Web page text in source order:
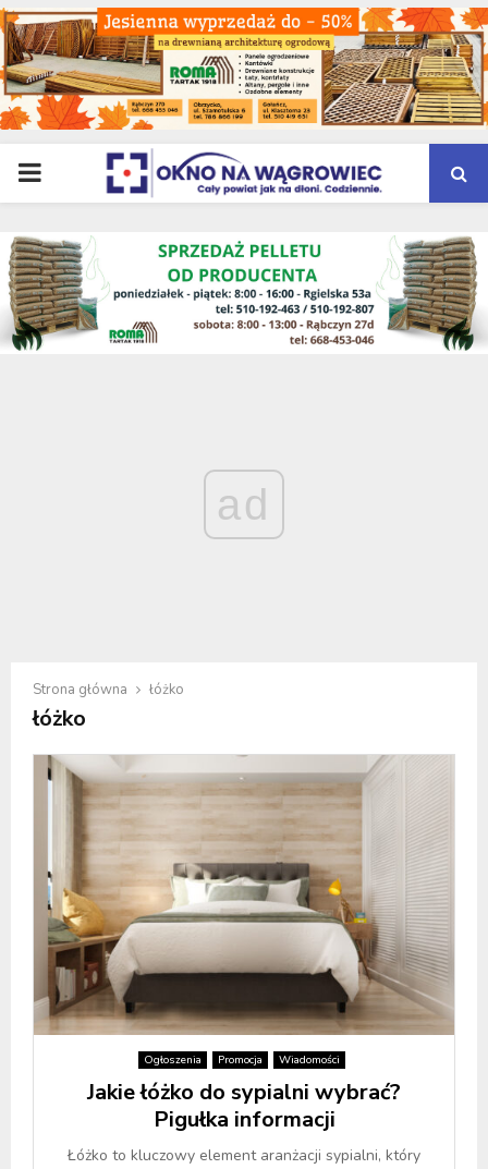
PRIMARY
MENU
ad
Strona główna łóżko
łóżko
Ogłoszenia Promocja Wiadomości
Jakie łóżko do sypialni wybrać?
Pigułka informacji
Łóżko to kluczowy element aranżacji sypialni, który